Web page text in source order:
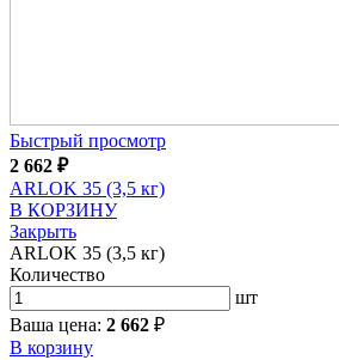
Быстрый просмотр
2 662 ₽
ARLOK 35 (3,5 кг)
В КОРЗИНУ
Закрыть
ARLOK 35 (3,5 кг)
Количество
шт
Ваша цена: 2 662 ₽
В корзину